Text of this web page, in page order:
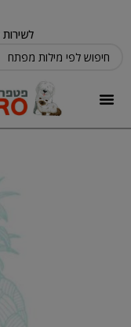
לשירות